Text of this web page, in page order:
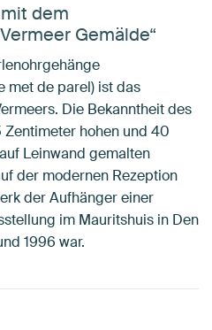
dem
Gemälde“
met de parel) ist das
Die Bekanntheit des
hohen und 40
Leinwand gemalten
der modernen Rezeption
der Aufhänger einer
im Mauritshuis in Den
1996 war.